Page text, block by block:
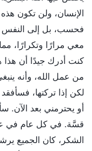
الإنسان، ولن تكون
فحسب، بل إلى
معي مرارًا وتكرارًا،
كنت أدرك جيدًا أن هذا
من عمل الله، وأنه
لكن إذا تركتها،
أو يحترمني بعد الآن.
قسَّة. في كل عام في عيد
الشكر، كان الجميع